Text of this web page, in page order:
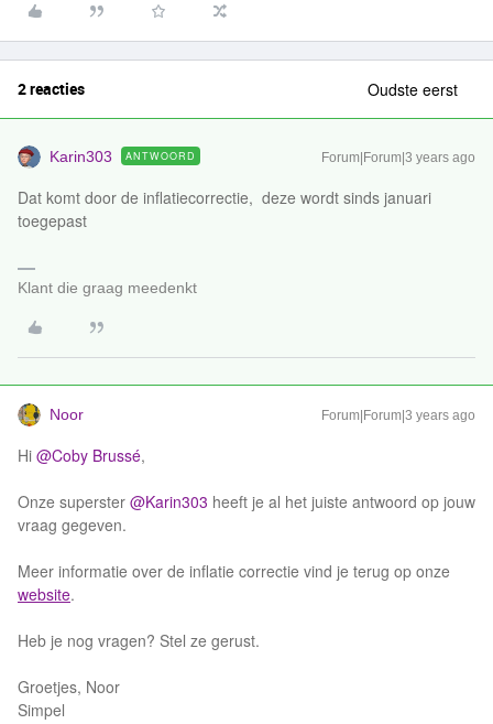
2 reacties Oudste eerst
Karin303 ANTWOORD Forum|Forum|3 years ago
Dat komt door de inflatiecorrectie, deze wordt sinds januari
toegepast
Klant die graag meedenkt
Noor Forum|Forum|3 years ago
Hi @Coby Brussé,
Onze superster @Karin303 heeft je al het juiste antwoord op jouw
vraag gegeven.
Meer informatie over de inflatie correctie vind je terug op onze
website.
Heb je nog vragen? Stel ze gerust.
Groetjes, Noor
Simpel